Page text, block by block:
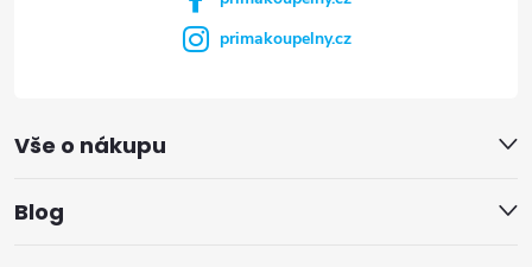
primakoupelny.cz
Vše o nákupu
Blog